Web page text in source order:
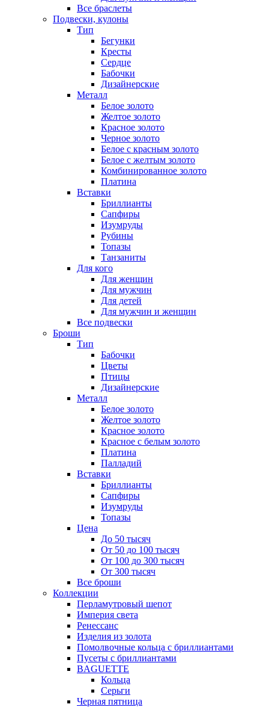
Все браслеты
Подвески, кулоны
Тип
Бегунки
Кресты
Сердце
Бабочки
Дизайнерские
Металл
Белое золото
Желтое золото
Красное золото
Черное золото
Белое с красным золото
Белое с желтым золото
Комбинированное золото
Платина
Вставки
Бриллианты
Сапфиры
Изумруды
Рубины
Топазы
Танзаниты
Для кого
Для женщин
Для мужчин
Для детей
Для мужчин и женщин
Все подвески
Броши
Тип
Бабочки
Цветы
Птицы
Дизайнерские
Металл
Белое золото
Желтое золото
Красное золото
Красное с белым золото
Платина
Палладий
Вставки
Бриллианты
Сапфиры
Изумруды
Топазы
Цена
До 50 тысяч
От 50 до 100 тысяч
От 100 до 300 тысяч
От 300 тысяч
Все броши
Коллекции
Перламутровый шепот
Империя света
Ренессанс
Изделия из золота
Помолвочные кольца с бриллиантами
Пусеты с бриллиантами
BAGUETTE
Кольца
Серьги
Черная пятница